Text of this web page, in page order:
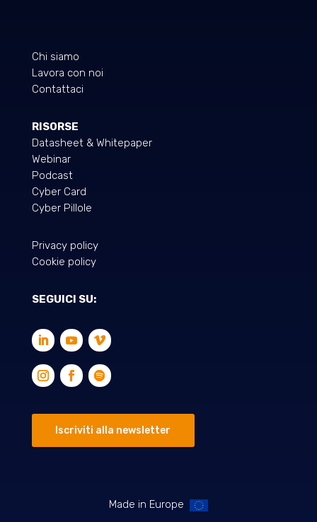
Chi siamo
Lavora con noi
Contattaci
RISORSE
Datasheet & Whitepaper
Webinar
Podcast
Cyber Card
Cyber Pillole
Privacy policy
Cookie policy
SEGUICI SU:
Iscriviti alla newsletter
Made in Europe